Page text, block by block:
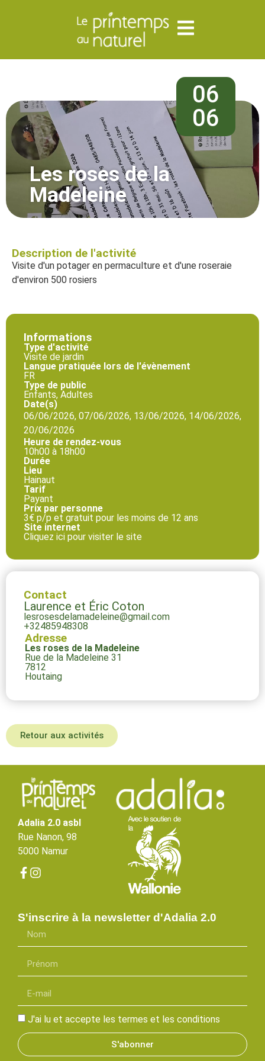
06
06
Les roses de la
Madeleine
Description de l'activité
Visite d'un potager en permaculture et d'une roseraie
d'environ 500 rosiers
Informations
Type d'activité
Visite de jardin
Langue pratiquée lors de l'évènement
FR
Type de public
Enfants, Adultes
Date(s)
06/06/2026, 07/06/2026, 13/06/2026, 14/06/2026,
20/06/2026
Heure de rendez-vous
10h00 à 18h00
Durée
Lieu
Hainaut
Tarif
Payant
Prix par personne
3€ p/p et gratuit pour les moins de 12 ans
Site internet
Cliquez ici pour visiter le site
Contact
Laurence et Éric Coton
lesrosesdelamadeleine@gmail.com
+32485948308
Adresse
Les roses de la Madeleine
Rue de la Madeleine 31
7812
Houtaing
Retour aux activités
Adalia 2.0 asbl
Rue Nanon, 98
5000 Namur
S'inscrire à la newsletter d'Adalia 2.0
J'ai lu et accepte les termes et les conditions
S'abonner